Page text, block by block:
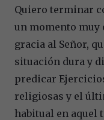
Quiero terminar
un momento muy
gracia al Señor,
situación dura y
predicar
religiosas y el
habitual en aquel